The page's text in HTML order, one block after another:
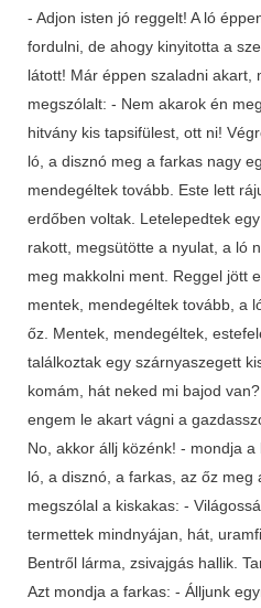
- Adjon isten jó reggelt! A ló
fordulni, de ahogy kinyitotta a
látott! Már éppen szaladni akart,
megszólalt: - Nem akarok én
hitvány kis tapsifülest, ott ni!
ló, a disznó meg a farkas nagy
mendegéltek tovább. Este lett
erdőben voltak. Letelepedtek
rakott, megsütötte a nyulat, a ló
meg makkolni ment. Reggel jött
mentek, mendegéltek tovább, a
őz. Mentek, mendegéltek,
találkoztak egy szárnyaszegett
komám, hát neked mi bajod
engem le akart vágni a
No, akkor állj közénk! - mondja
ló, a disznó, a farkas, az őz meg
megszólal a kiskakas: -
termettek mindnyájan, hát,
Bentről lárma, zsivajgás hallik.
Azt mondja a farkas: - Álljunk